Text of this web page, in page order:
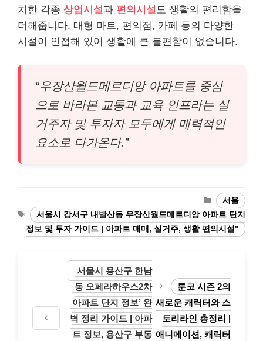
치한 각종 상업시설과 편의시설도 생활의 편리함을
더해줍니다. 대형 마트, 편의점, 카페 등의 다양한
시설이 인접해 있어 생활에 큰 불편함이 없습니다.
“우장산월드메르디앙 아파트를 중심
으로 바라본 교통과 교육 인프라는 실
거주자 및 투자자 모두에게 매력적인
요소로 다가온다.”
카
테
고
리
서울
태
그
서울시 강서구 내발산동 우장산월드메르디앙 아파트 단지
정보 및 투자 가이드 | 아파트 매매, 실거주, 생활 편의시설"
서울시 용산구 한남
동 오페라하우스2차
아파트 단지 정보’ 완
벽 정리 가이드 | 아파
트 정보, 용산구 부동
툰코 시즌 2의
새로운 캐릭터와 스
토리라인 총정리 |
애니메이션, 캐릭터